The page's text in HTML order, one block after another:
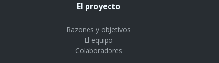
El proyecto
Razones y objetivos
El equipo
Colaboradores